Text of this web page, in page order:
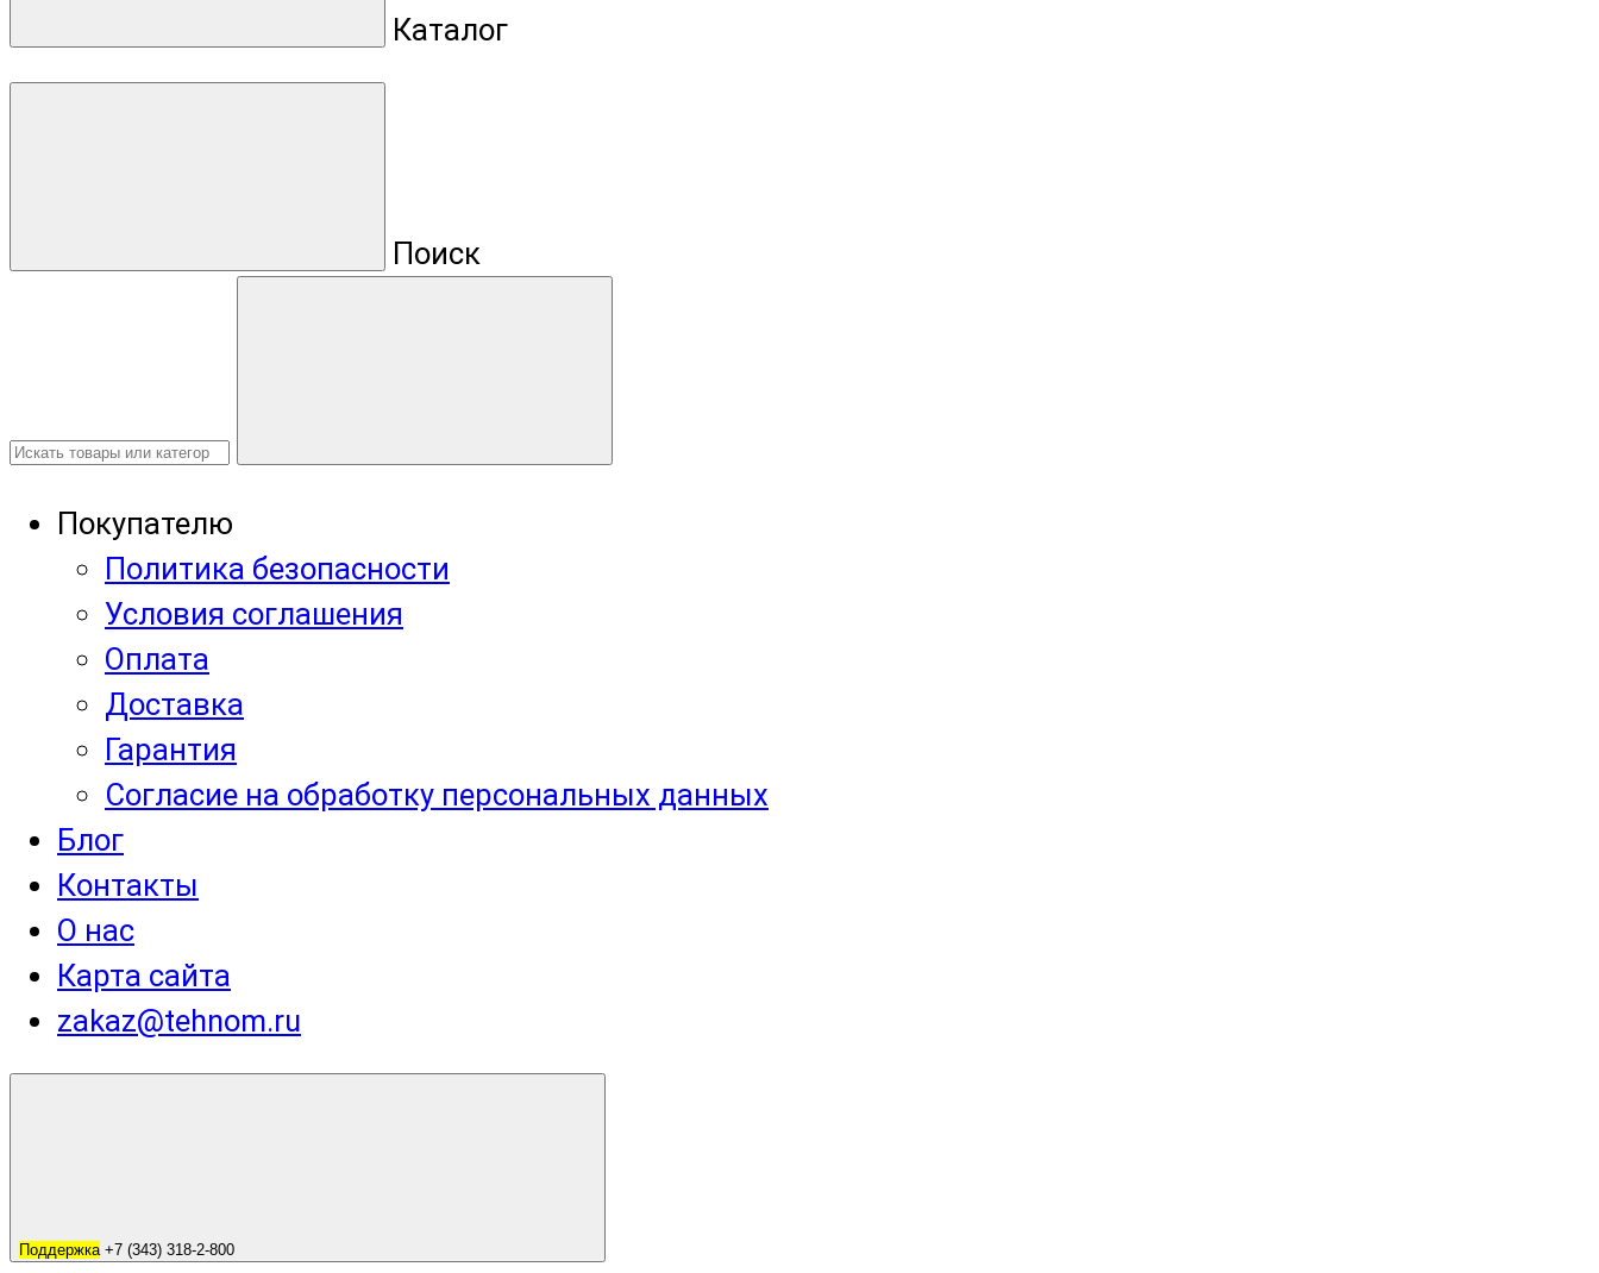
Каталог
Поиск
Покупателю
Политика безопасности
Условия соглашения
Оплата
Доставка
Гарантия
Согласие на обработку персональных данных
Блог
Контакты
О нас
Карта сайта
zakaz@tehnom.ru
Поддержка+7 (343) 318-2-800